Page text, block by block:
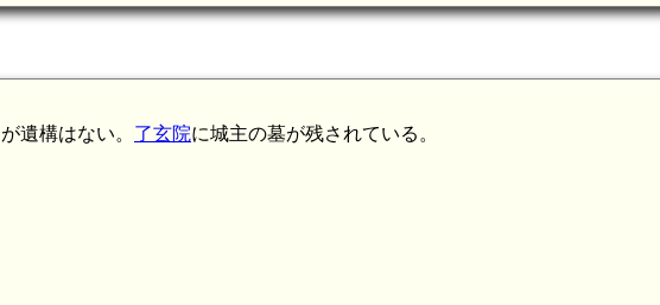
遺構はない。 了玄院に城主の墓が残されている。